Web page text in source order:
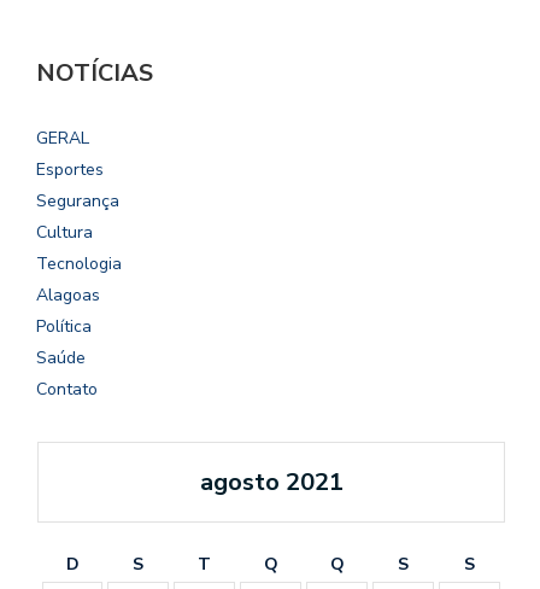
NOTÍCIAS
GERAL
Esportes
Segurança
Cultura
Tecnologia
Alagoas
Política
Saúde
Contato
agosto 2021
D S T Q Q S
S